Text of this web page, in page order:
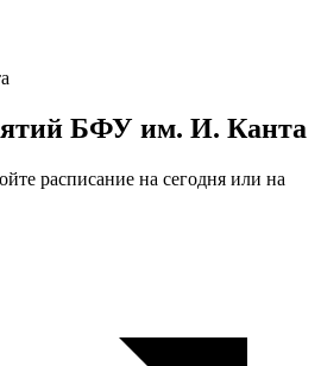
БФУ им. И. Канта
расписание на сегодня или на